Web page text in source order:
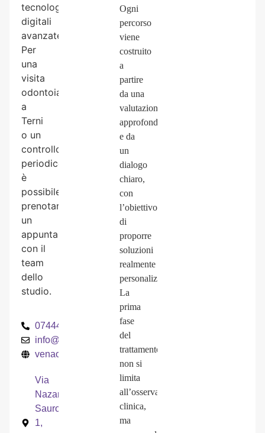
tecnologie
digitali
avanzate.
Per
una
visita
odontoiatrica
a
Terni
o un
controllo
periodico,
è
possibile
prenotare
un
appuntamento
con il
team
dello
studio.
0744407295
info@venaodontoiatria.it
venaodontoiatria.it
Via
Nazario
Sauro,
1,
Ogni
percorso
viene
costruito
a
partire
da una
valutazione
approfondita
e da
un
dialogo
chiaro,
con
l’obiettivo
di
proporre
soluzioni
realmente
personalizzate.
La
prima
fase
del
trattamento
non si
limita
all’osservazione
clinica,
ma